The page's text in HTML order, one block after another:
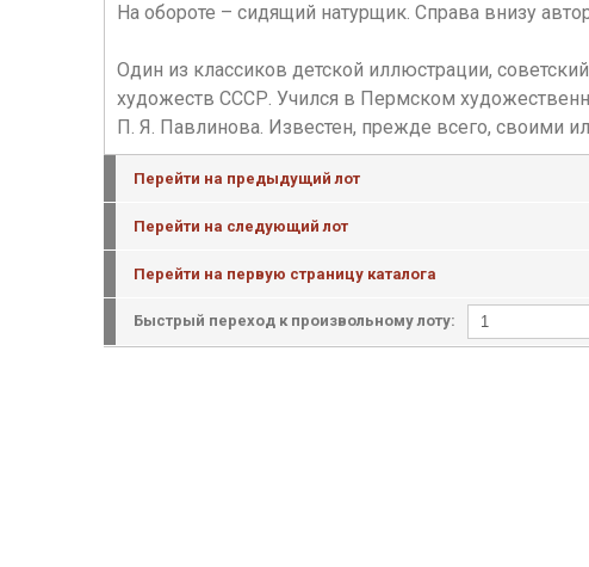
На обороте – сидящий натурщик. Справа внизу
Один из классиков детской иллюстрации,
художеств СССР. Учился в Пермском
П. Я. Павлинова. Известен, прежде всего, своими
Перейти на предыдущий лот
Перейти на следующий лот
Перейти на первую страницу каталога
Быстрый переход к произвольному лоту: